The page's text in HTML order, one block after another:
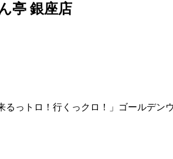
亭 銀座店
っトロ！行くっクロ！」ゴールデ